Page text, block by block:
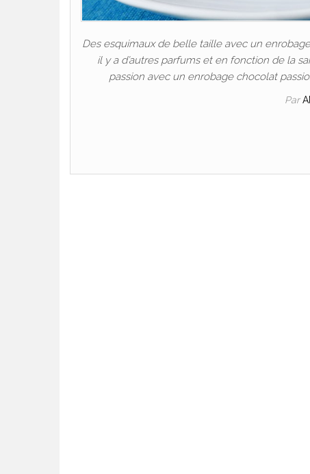
Des esquimaux de belle taille avec un
il y a d’autres parfums et en fonction de la
passion avec un enrobage chocolat
Par